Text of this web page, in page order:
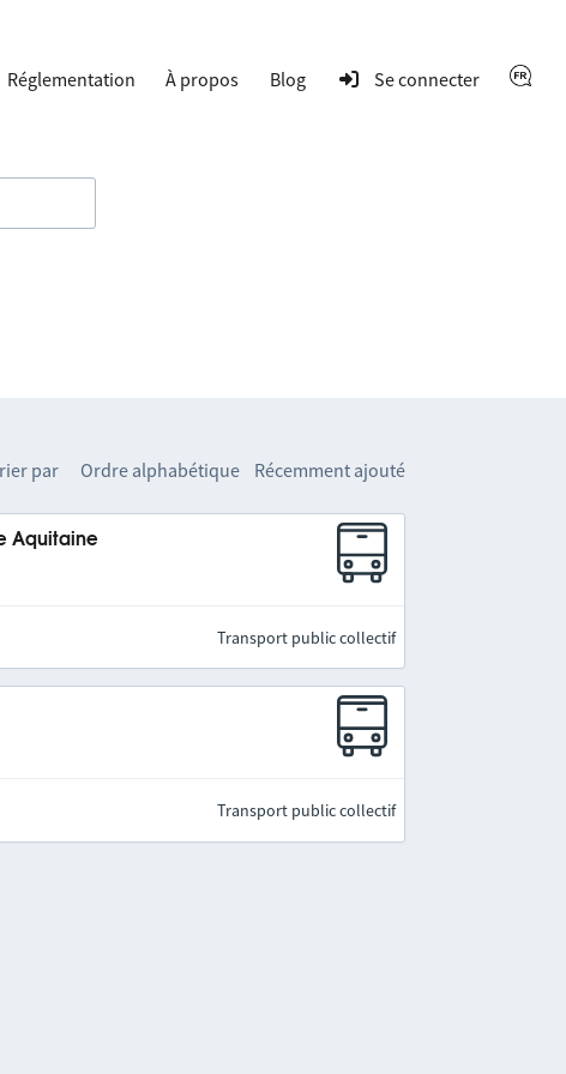
Réglementation À propos Blog Se connecter
par Ordre alphabétique Récemment ajouté
Aquitaine
Transport public collectif
Transport public collectif